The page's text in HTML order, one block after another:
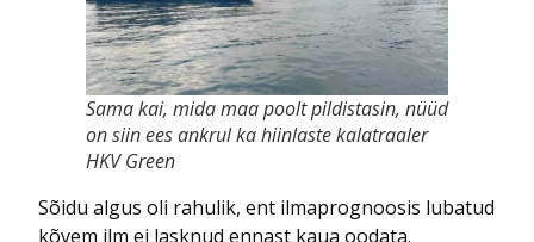
Sama kai, mida maa poolt pildistasin, nüüd
on siin ees ankrul ka hiinlaste kalatraaler
HKV Green
Sõidu algus oli rahulik, ent ilmaprognoosis lubatud
kõvem ilm ei lasknud ennast kaua oodata.